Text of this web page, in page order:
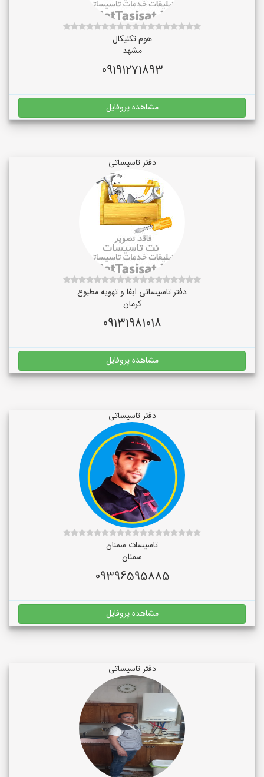
هوم تکنیکال
مشهد
09191271893
مشاهده پروفایل
دفتر تاسیساتی
دفتر تاسیساتی ابفا و تهویه مطبوع
کرمان
09131981018
مشاهده پروفایل
دفتر تاسیساتی
تاسیسات سمنان
سمنان
09396595885
مشاهده پروفایل
دفتر تاسیساتی